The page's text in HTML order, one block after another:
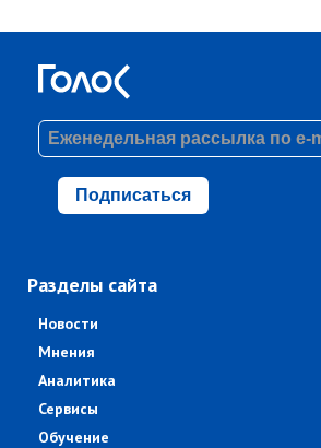
Подписаться
Разделы сайта
Новости
Мнения
Аналитика
Сервисы
Обучение